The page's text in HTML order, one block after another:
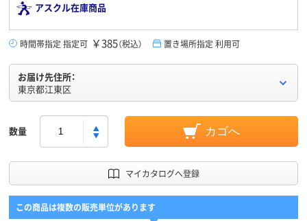
アスクル在庫商品
時間帯指定 指定可 ￥385（税込） 置き場所指定 利用可
お届け先住所：
東京都江東区
数量 カゴへ
マイカタログへ登録
この商品は複数の販売単位があります